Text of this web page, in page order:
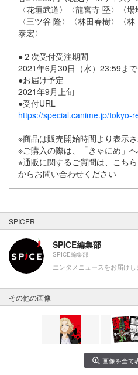
〈花垣武道〉〈龍宮寺 堅〉〈場
〈三ツ谷 隆〉〈林田春樹〉〈
泰宏〉
●２次受付受注期間
2021年6月30日（水）23:59まで
●お届け予定
2021年9月上旬
●受付URL
https://special.canime.jp/tokyo-
※商品は販売開始時間より表示さ
※ご購入の際は、「きゃにめ」
※通販に関するご質問は、こち
からお問い合わせください
SPICER
SPICE編集部
SPICE編集部
エンタメニュースをお届けし
その他の画像
画像を全て